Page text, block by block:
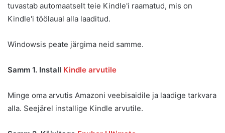
tuvastab automaatselt teie Kindle'i raamatud, mis on
Kindle'i töölaual alla laaditud.
Windowsis peate järgima neid samme.
Samm 1. Install Kindle arvutile
Minge oma arvutis Amazoni veebisaidile ja laadige tarkvara
alla. Seejärel installige Kindle arvutile.